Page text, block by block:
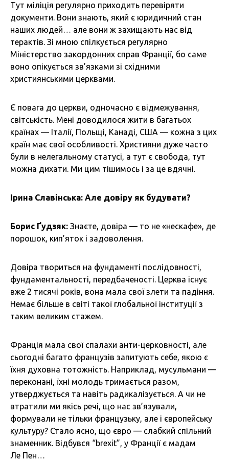
Тут міліція регулярно приходить перевіряти
документи. Вони знають, який є юридичний стан
наших людей… але вони ж захищають нас від
терактів. Зі мною спілкується регулярно
Міністерство закордонних справ Франції, бо саме
воно опікується зв’язками зі східними
християнськими церквами.
Є повага до церкви, одночасно є відмежування,
світськість. Мені доводилося жити в багатьох
країнах — Італії, Польщі, Канаді, США — кожна з цих
країн має свої особливості. Християни дуже часто
були в нелегальному статусі, а тут є свобода, тут
можна дихати. Ми цим тішимось і за це вдячні.
Ірина Славінська: Але довіру як будувати?
Борис Ґудзяк: Знаєте, довіра — то не «нескафе», де
порошок, кип’яток і задоволення.
Довіра твориться на фундаменті послідовності,
фундаментальності, передбаченості. Церква існує
вже 2 тисячі років, вона мала свої злети та падіння.
Немає більше в світі такої глобальної інституції з
таким великим стажем.
Франція мала свої спалахи анти-церковності, але
сьогодні багато французів запитують себе, якою є
їхня духовна тотожність. Наприклад, мусульмани —
переконані, їхні молодь тримається разом,
утверджується та навіть радикалізується. А чи не
втратили ми якісь речі, що нас зв’язували,
формували не тільки французьку, але і європейську
культуру? Стало ясно, що євро — слабкий спільний
знаменник. Відбувся “brexit”, у Франції є мадам
Ле Пен…